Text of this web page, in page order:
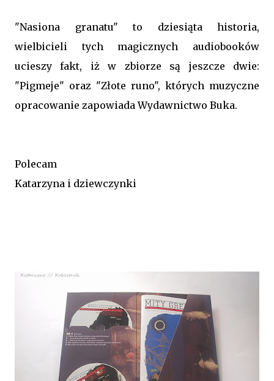
"Nasiona granatu" to dziesiąta historia,
wielbicieli tych magicznych audiobooków
ucieszy fakt, iż w zbiorze są jeszcze dwie:
"Pigmeje" oraz "Złote runo", których muzyczne
opracowanie zapowiada Wydawnictwo Buka.
Polecam
Katarzyna i dziewczynki